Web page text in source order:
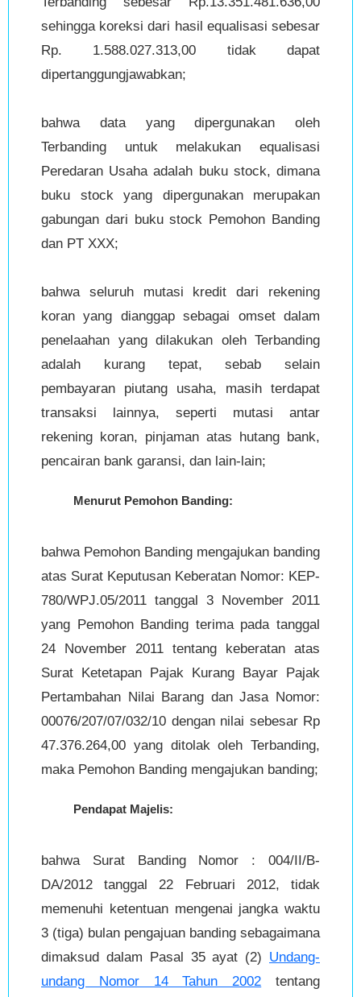
sehingga koreksi dari hasil equalisasi sebesar
Rp. 1.588.027.313,00 tidak dapat
dipertanggungjawabkan;
bahwa data yang dipergunakan oleh
Terbanding untuk melakukan equalisasi
Peredaran Usaha adalah buku stock, dimana
buku stock yang dipergunakan merupakan
gabungan dari buku stock Pemohon Banding
dan PT XXX;
bahwa seluruh mutasi kredit dari rekening
koran yang dianggap sebagai omset dalam
penelaahan yang dilakukan oleh Terbanding
adalah kurang tepat, sebab selain
pembayaran piutang usaha, masih terdapat
transaksi lainnya, seperti mutasi antar
rekening koran, pinjaman atas hutang bank,
pencairan bank garansi, dan lain-lain;
Menurut Pemohon Banding:
bahwa Pemohon Banding mengajukan banding
atas Surat Keputusan Keberatan Nomor: KEP-
780/WPJ.05/2011 tanggal 3 November 2011
yang Pemohon Banding terima pada tanggal
24 November 2011 tentang keberatan atas
Surat Ketetapan Pajak Kurang Bayar Pajak
Pertambahan Nilai Barang dan Jasa Nomor:
00076/207/07/032/10 dengan nilai sebesar Rp
47.376.264,00 yang ditolak oleh Terbanding,
maka Pemohon Banding mengajukan banding;
Pendapat Majelis:
bahwa Surat Banding Nomor : 004/II/B-
DA/2012 tanggal 22 Februari 2012, tidak
memenuhi ketentuan mengenai jangka waktu
3 (tiga) bulan pengajuan banding sebagaimana
dimaksud dalam Pasal 35 ayat (2) Undang-
undang Nomor 14 Tahun 2002 tentang